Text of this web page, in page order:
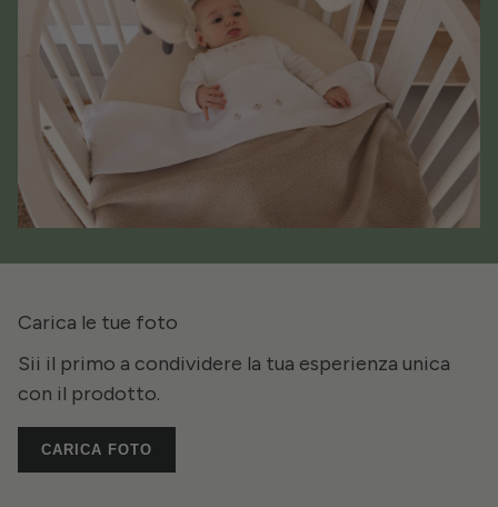
Carica le tue foto
Sii il primo a condividere la tua esperienza unica
con il prodotto.
CARICA FOTO